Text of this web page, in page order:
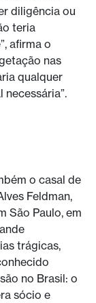
diligência ou
teria
afirma o
nas
qualquer
o casal de
Feldman,
São Paulo, em
trágicas,
no Brasil: o
sócio e